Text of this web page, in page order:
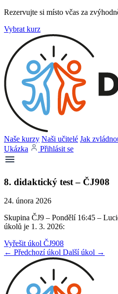
Rezervujte si místo včas za
Vybrat kurz
Naše kurzy Naši učitelé Jak
Ukázka
Přihlásit se
8. didaktický test – ČJ908
24. února 2026
Skupina ČJ9 – Pondělí 16:45 –
úkolů je 1. 3. 2026:
Vyřešit úkol ČJ908
← Předchozí úkol Další úkol →